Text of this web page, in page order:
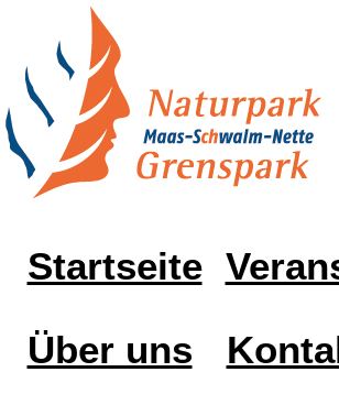
Startseite
Über uns